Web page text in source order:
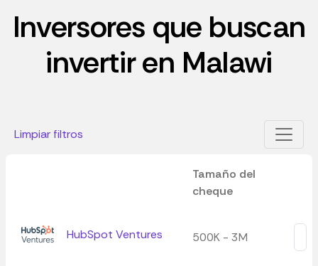
Inversores que buscan
invertir en Malawi
Limpiar filtros
Tamaño del
cheque
HubSpot Ventures 500K - 3M